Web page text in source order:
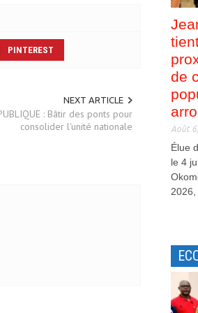
PINTEREST
NEXT ARTICLE
: Bâtir des ponts pour
consolider l'unité nationale
de
Août
Élue
le 4
2026,